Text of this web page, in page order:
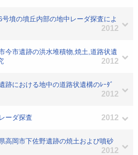
墳の墳丘内部の地中レーダ探査によ
2012
今市遺跡の洪水堆積物,焼土,道路状遺
2012
跡における地中の道路状遺構のﾚｰﾀﾞ
2012
ーダ探査 2012
高岡市下佐野遺跡の焼土および噴砂
2012